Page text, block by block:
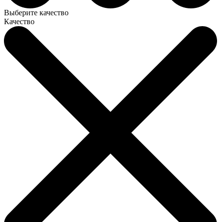
Выберите качество
Качество